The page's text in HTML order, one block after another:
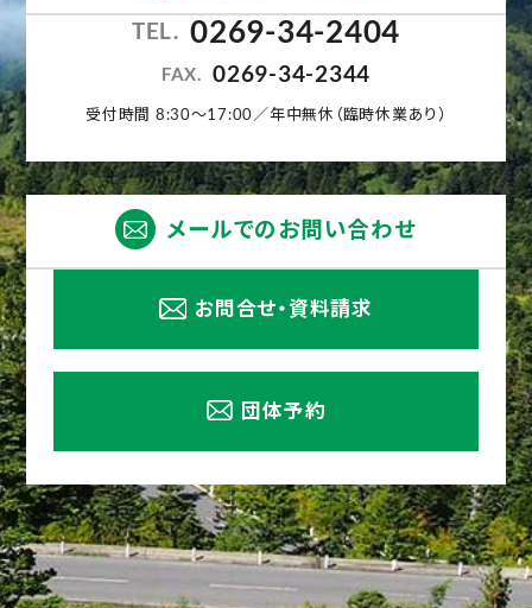
TEL. 0269-34-2404
FAX. 0269-34-2344
受付時間 8:30〜17:00／年中無休（臨時休業あり）
メールでのお問い合わせ
お問合せ・資料請求
団体予約